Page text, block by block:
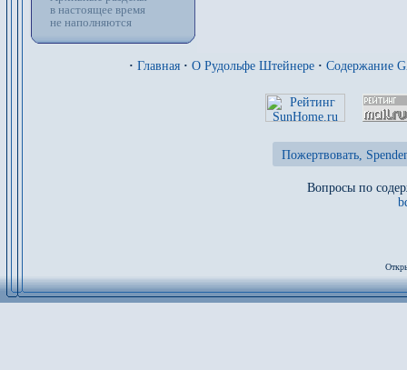
в настоящее время
не наполняются
· Главная · О Рудольфе Штейнере · Содержание
Пожертвовать,
Вопросы по